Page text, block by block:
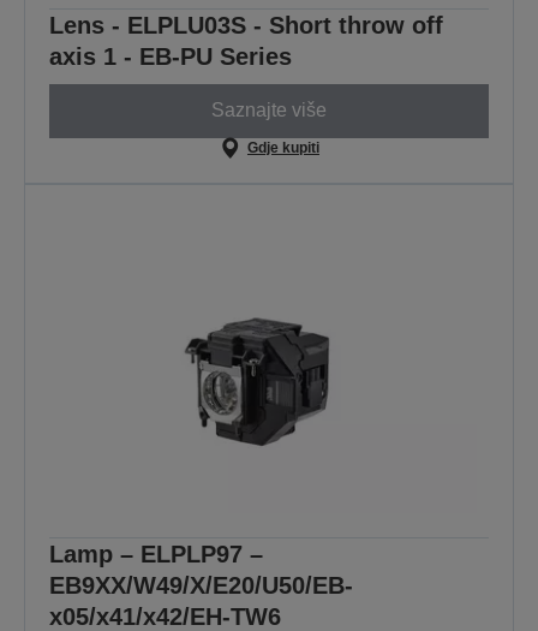
Lens - ELPLU03S - Short throw off
axis 1 - EB-PU Series
Saznajte više
Gdje kupiti
Lamp – ELPLP97 –
EB9XX/W49/X/E20/U50/EB-
x05/x41/x42/EH-TW6